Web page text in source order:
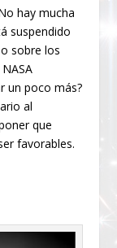
hay mucha
suspendido
sobre los
un poco más?
al
que
favorables.